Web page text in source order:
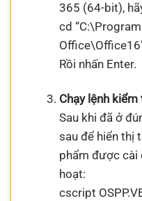
365 (64-bit),
cd
Rồi nhấn Enter.
Chạy lệnh
Sau khi đã ở
sau để hiển thị
phẩm được cài
hoạt:
cscript